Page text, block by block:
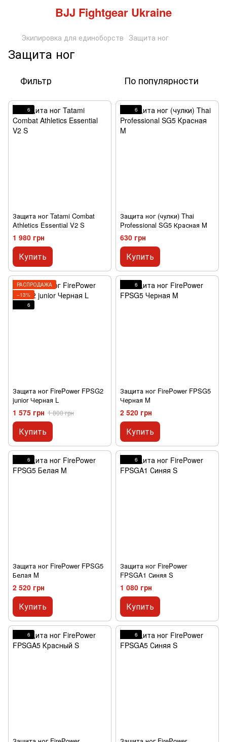
BJJ Fightgear Ukraine
Экипировка для единоборств Защита ног
Защита ног
Фильтр По популярности
6
Защита ног Tatami Combat
Athletics Essential V2 S
1 980 грн
Купить
6
Защита ног (чулки) Thai
Professional SG5 Красная M
630 грн
Купить
РАСПРОДАЖА
−13%
6
Защита ног FirePower FPSG2
junior Черная L
1 575 грн 1 800 грн
Купить
6
Защита ног FirePower FPSG5
Черная M
2 520 грн
Купить
6
Защита ног FirePower FPSG5
Белая M
2 520 грн
Купить
6
Защита ног FirePower
FPSGA1 Синяя S
1 080 грн
Купить
6 6